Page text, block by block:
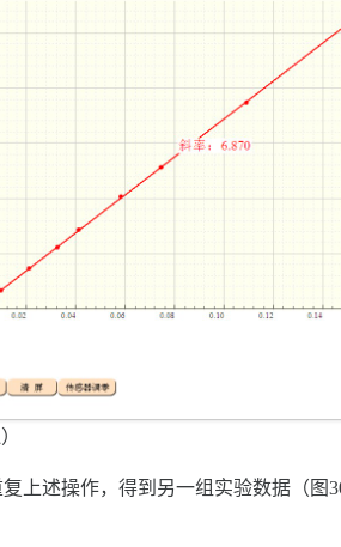
上述操作，得到另一组实验数据（